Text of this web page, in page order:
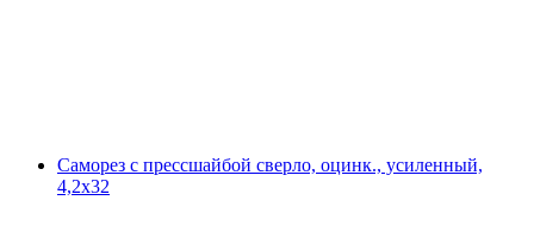
Саморез с прессшайбой сверло, оцинк., усиленный,
4,2х32